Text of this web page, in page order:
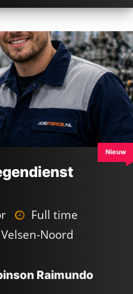
nieuwe baan
Full time
Velsen-Noord
Raimundo
Nieuw